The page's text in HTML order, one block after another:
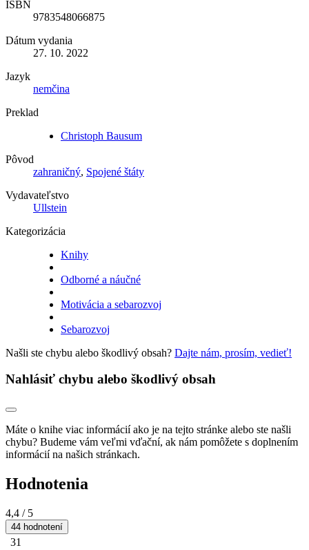
ISBN
9783548066875
Dátum vydania
27. 10. 2022
Jazyk
nemčina
Preklad
Christoph Bausum
Pôvod
zahraničný, Spojené štáty
Vydavateľstvo
Ullstein
Kategorizácia
Knihy
Odborné a náučné
Motivácia a sebarozvoj
Sebarozvoj
Našli ste chybu alebo škodlivý obsah? Dajte nám, prosím, vedieť!
Nahlásiť chybu alebo škodlivý obsah
Máte o knihe viac informácií ako je na tejto stránke alebo ste našli
chybu? Budeme vám veľmi vďační, ak nám pomôžete s doplnením
informácií na našich stránkach.
Hodnotenia
4,4 / 5
44 hodnotení
31